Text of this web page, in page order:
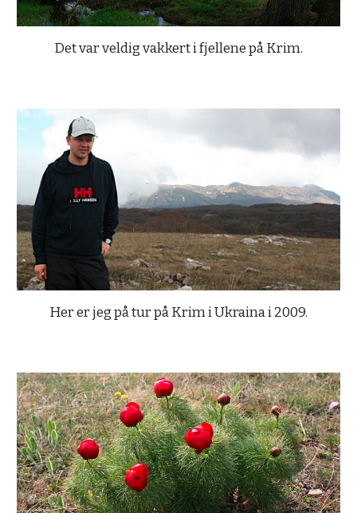
Det var veldig vakkert i fjellene på Krim.
Her er jeg på tur på Krim i Ukraina i 2009.